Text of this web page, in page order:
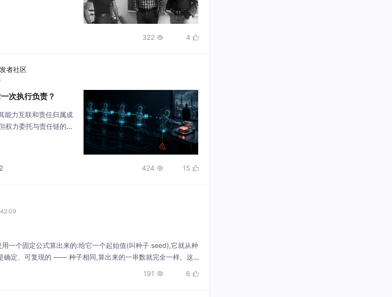
运算、欧拉函数等概
322  4 
者社区
次执行负责？
能力互联和责任归属成
权力委托与责任链的模
终符合原始授权。技术
424  15 
一个固定公式算出来的:给它一个起始值(叫种子 seed),它就从种
确定、可复现的 —— 种子相同,算出来的一串数就完全一样。这
机(:种子简单、容易猜,别人能推算出你后面会出什么。密码学安
191  6 